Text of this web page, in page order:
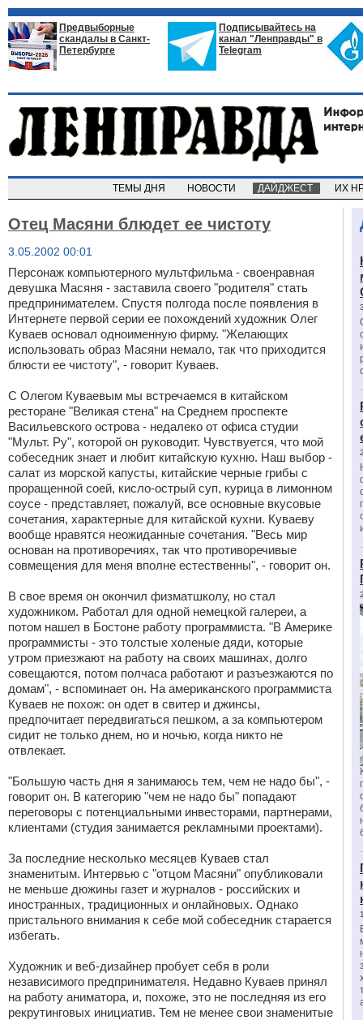
Предвыборные
скандалы в Санкт-
Петербурге
Подписывайтесь на
канал "Ленправды" в
Telegram
ТЕМЫ ДНЯ НОВОСТИ ДАЙДЖЕСТ ИХ
Отец Масяни блюдет ее чистоту
3.05.2002 00:01
Персонаж компьютерного мультфильма - своенравная
девушка Масяня - заставила своего "родителя" стать
предпринимателем. Спустя полгода после появления в
Интернете первой серии ее похождений художник Олег
Куваев основал одноименную фирму. "Желающих
использовать образ Масяни немало, так что приходится
блюсти ее чистоту", - говорит Куваев.
С Олегом Куваевым мы встречаемся в китайском
ресторане "Великая стена" на Среднем проспекте
Васильевского острова - недалеко от офиса студии
"Мульт. Ру", которой он руководит. Чувствуется, что мой
собеседник знает и любит китайскую кухню. Наш выбор -
салат из морской капусты, китайские черные грибы с
проращенной соей, кисло-острый суп, курица в лимонном
соусе - представляет, пожалуй, все основные вкусовые
сочетания, характерные для китайской кухни. Куваеву
вообще нравятся неожиданные сочетания. "Весь мир
основан на противоречиях, так что противоречивые
совмещения для меня вполне естественны", - говорит он.
В свое время он окончил физматшколу, но стал
художником. Работал для одной немецкой галереи, а
потом нашел в Бостоне работу программиста. "В Америке
программисты - это толстые холеные дяди, которые
утром приезжают на работу на своих машинах, долго
совещаются, потом полчаса работают и разъезжаются по
домам", - вспоминает он. На американского программиста
Куваев не похож: он одет в свитер и джинсы,
предпочитает передвигаться пешком, а за компьютером
сидит не только днем, но и ночью, когда никто не
отвлекает.
"Большую часть дня я занимаюсь тем, чем не надо бы", -
говорит он. В категорию "чем не надо бы" попадают
переговоры с потенциальными инвесторами, партнерами,
клиентами (студия занимается рекламными проектами).
За последние несколько месяцев Куваев стал
знаменитым. Интервью с "отцом Масяни" опубликовали
не меньше дюжины газет и журналов - российских и
иностранных, традиционных и онлайновых. Однако
пристального внимания к себе мой собеседник старается
избегать.
Художник и веб-дизайнер пробует себя в роли
независимого предпринимателя. Недавно Куваев принял
на работу аниматора, и, похоже, это не последняя из его
рекрутинговых инициатив. Тем не менее свои знаменитые